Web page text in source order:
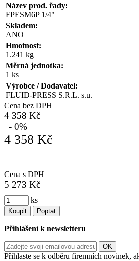
Název prod. řady:
FPESM6P 1/4"
Skladem:
ANO
Hmotnost:
1.241 kg
Měrná jednotka:
1 ks
Výrobce / Dodavatel:
FLUID-PRESS S.R.L. s.u.
Cena bez DPH
4 358 Kč
- 0%
4 358 Kč
Cena s DPH
5 273 Kč
ks
Koupit Poptat
Přihlášení k newsletteru
Přihlaste se k odběru firemních novinek,